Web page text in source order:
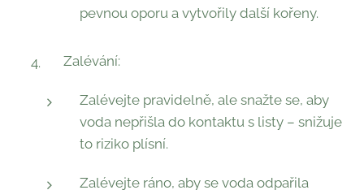
pevnou oporu a vytvořily další kořeny.
Zalévání:
Zalévejte pravidelně, ale snažte se, aby
voda nepřišla do kontaktu s listy – snižuje
to riziko plísní.
Zalévejte ráno, aby se voda odpařila